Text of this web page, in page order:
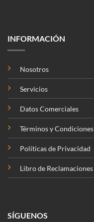
INFORMACIÓN
Nosotros
Servicios
Datos Comerciales
Términos y Condiciones
Políticas de Privacidad
Libro de Reclamaciones
SÍGUENOS